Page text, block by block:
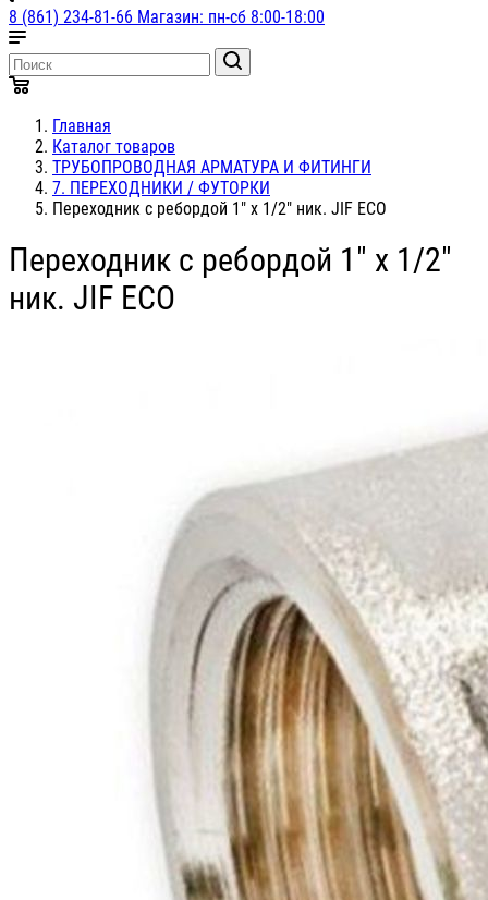
8 (861) 234-81-66 Магазин: пн-сб 8:00-18:00
Главная
Каталог товаров
ТРУБОПРОВОДНАЯ АРМАТУРА И ФИТИНГИ
7. ПЕРЕХОДНИКИ / ФУТОРКИ
Переходник с ребордой 1" х 1/2" ник. JIF ЕСО
Переходник с ребордой 1" х 1/2"
ник. JIF ЕСО